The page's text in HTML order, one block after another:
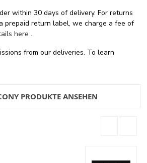
within 30 days of delivery. For returns
prepaid return label, we charge a fee of
here .
from our deliveries. To learn
PRODUKTE ANSEHEN